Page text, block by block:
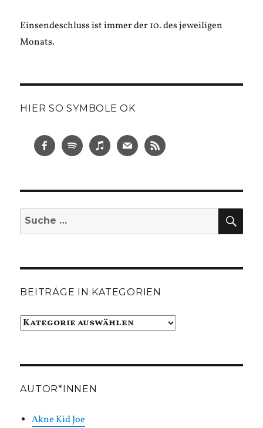
Einsendeschluss ist immer der 10. des jeweiligen
Monats.
HIER SO SYMBOLE OK
Suche
nach:
BEITRÄGE IN KATEGORIEN
Beiträge
AUTOR*INNEN
Akne Kid Joe